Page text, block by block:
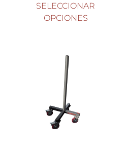
SELECCIONAR
OPCIONES